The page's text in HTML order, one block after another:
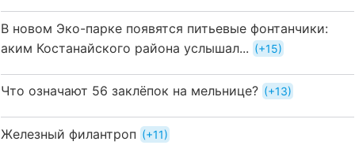
В новом Эко-парке появятся питьевые фонтанчики:
аким Костанайского района услышал...
+15
Что означают 56 заклёпок на мельнице? +13
Железный филантроп +11